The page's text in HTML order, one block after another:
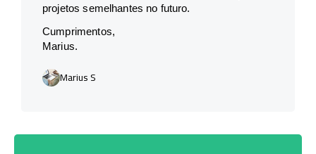
projetos semelhantes no futuro.
Cumprimentos,
Marius.
Marius S